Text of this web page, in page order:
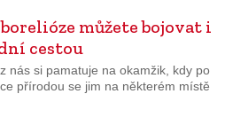
můžete bojovat i
cestou
nás si pamatuje na okamžik, kdy po
přírodou se jim na některém místě